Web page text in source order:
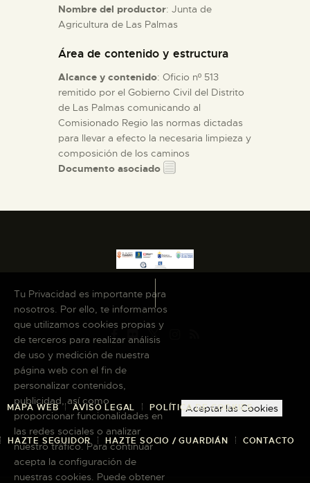
Nombre del productor: Junta de
Agricultura de Las Palmas
Área de contenido y estructura
Alcance y contenido: Oficio nº 513
remitido por el Gobierno Civil del Distrito
de Las Palmas comunicando al
Comisionado Regio las normas dictadas
para llevar a efecto la necesaria limpieza y
composición de los caminos
Documento asociado
MAPA WEB AVISO LEGAL POLÍTICA DE COOKIES
HAZTE SEGUIDOR HAZTE SOCIO / GUARDIÁN CONTACTO
Tu Privacidad es importante para
nosotros. Por ello, te informamos
que utilizamos cookies propias y
de terceros para realizar análisis
de uso y medición de nuestra
página web con el fin de
personalizar contenidos,
publicidad, así como
proporcionar funcionalidades en
las redes sociales o analizar
nuestro tráfico. Para continuar
acepta la configuración de
nuestras cookies. Puede obtener
Aceptar las Cookies